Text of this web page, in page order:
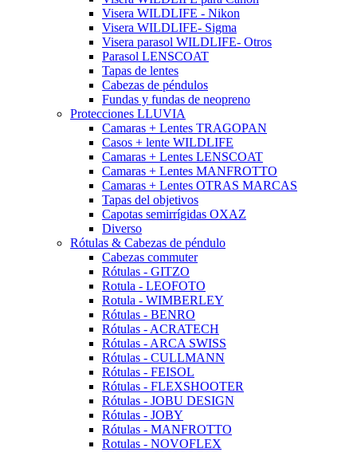
Visera WILDLIFE - Nikon
Visera WILDLIFE- Sigma
Visera parasol WILDLIFE- Otros
Parasol LENSCOAT
Tapas de lentes
Cabezas de péndulos
Fundas y fundas de neopreno
Protecciones LLUVIA
Camaras + Lentes TRAGOPAN
Casos + lente WILDLIFE
Camaras + Lentes LENSCOAT
Camaras + Lentes MANFROTTO
Camaras + Lentes OTRAS MARCAS
Tapas del objetivos
Capotas semirrígidas OXAZ
Diverso
Rótulas & Cabezas de péndulo
Cabezas commuter
Rótulas - GITZO
Rotula - LEOFOTO
Rotula - WIMBERLEY
Rótulas - BENRO
Rótulas - ACRATECH
Rótulas - ARCA SWISS
Rótulas - CULLMANN
Rótulas - FEISOL
Rótulas - FLEXSHOOTER
Rótulas - JOBU DESIGN
Rótulas - JOBY
Rótulas - MANFROTTO
Rotulas - NOVOFLEX